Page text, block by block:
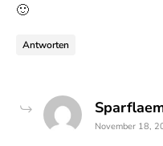
🙂
Antworten
November 18,